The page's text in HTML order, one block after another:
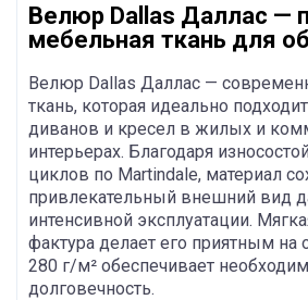
Велюр Dallas Даллас —
мебельная ткань для
Велюр Dallas Даллас —
ткань, которая идеально
диванов и кресел в жилых и
интерьерах. Благодаря
циклов по Martindale, материал
привлекательный внешний вид
интенсивной эксплуатации.
фактура делает его приятным на
280 г/м² обеспечивает
долговечность.